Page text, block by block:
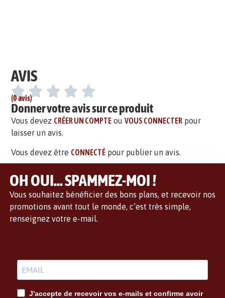
AVIS
(0 avis)
Donner votre avis sur ce produit
Vous devez CRÉER UN COMPTE ouVOUS CONNECTER pour
laisser un avis.
Vous devez être CONNECTÉ pour publier un avis.
OH OUI... SPAMMEZ-MOI !
Vous souhaitez bénéficier des bons plans, et recevoir nos
promotions avant tout le monde, c’est très simple,
renseignez votre e-mail.
J'accepte de recevoir vos e-mails et confirme avoir